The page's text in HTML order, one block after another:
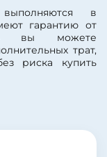
в
гарантию от
вы можете
трат,
риска купить